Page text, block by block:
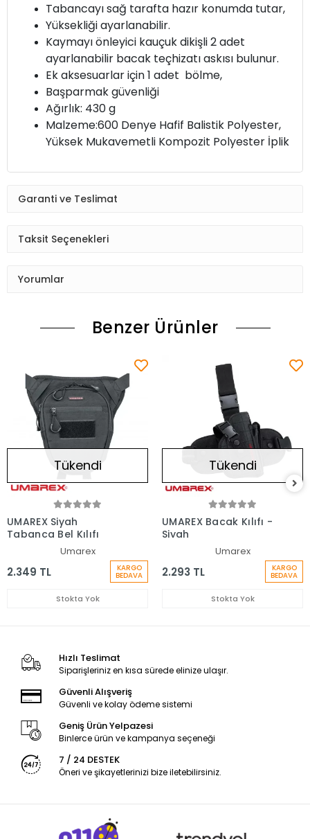
Tabancayı sağ tarafta hazır konumda tutar,
Yüksekliği ayarlanabilir.
Kaymayı önleyici kauçuk dikişli 2 adet
ayarlanabilir bacak teçhizatı askısı bulunur.
Ek aksesuarlar için 1 adet bölme,
Başparmak güvenliği
Ağırlık: 430 g
Malzeme:600 Denye Hafif Balistik Polyester,
Yüksek Mukavemetli Kompozit Polyester İplik
Garanti ve Teslimat
Taksit Seçenekleri
Yorumlar
Benzer Ürünler
Tükendi
UMAREX Siyah
Tabanca Bel Kılıfı
Umarex
2.349 TL KARGO
BEDAVA
Stokta Yok
Tükendi
UMAREX Bacak Kılıfı -
Siyah
Umarex
2.293 TL KARGO
BEDAVA
Stokta Yok
Hızlı Teslimat
Siparişleriniz en kısa sürede elinize ulaşır.
Güvenli Alışveriş
Güvenli ve kolay ödeme sistemi
Geniş Ürün Yelpazesi
Binlerce ürün ve kampanya seçeneği
7 / 24 DESTEK
Öneri ve şikayetlerinizi bize iletebilirsiniz.